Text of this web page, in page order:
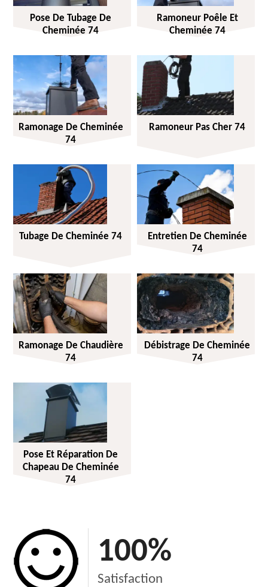
Pose De Tubage De
Cheminée 74
Ramoneur Poêle Et
Cheminée 74
Ramonage De Cheminée
74
Ramoneur Pas Cher 74
Tubage De Cheminée 74
Entretien De Cheminée
74
Ramonage De Chaudière
74
Débistrage De Cheminée
74
Pose Et Réparation De
Chapeau De Cheminée
74
100%
Satisfaction